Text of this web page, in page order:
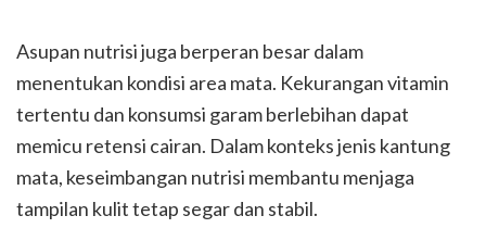
Asupan nutrisi juga berperan besar dalam
menentukan kondisi area mata. Kekurangan vitamin
tertentu dan konsumsi garam berlebihan dapat
memicu retensi cairan. Dalam konteks jenis kantung
mata, keseimbangan nutrisi membantu menjaga
tampilan kulit tetap segar dan stabil.